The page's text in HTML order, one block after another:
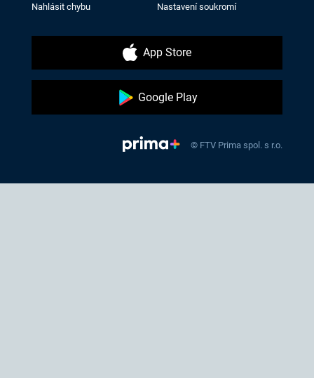
Nahlásit chybu Nastavení soukromí
App Store
Google Play
© FTV Prima spol. s r.o.